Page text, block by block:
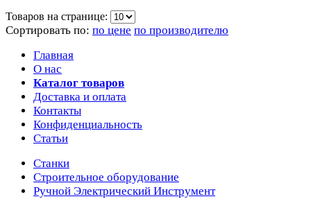
Товаров на странице:
Сортировать по: по цене по производителю
Главная
О нас
Каталог товаров
Доставка и оплата
Контакты
Конфиденциальность
Статьи
Станки
Строительное оборудование
Ручной Электрический Инструмент